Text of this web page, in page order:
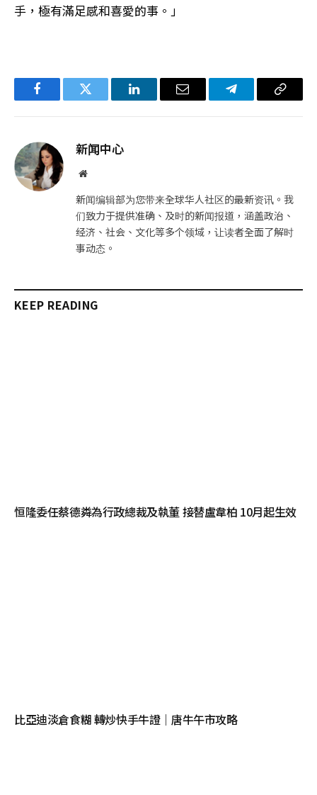
手，極有滿足感和喜愛的事。」
FacebookTwitter LinkedIn电
Telegram复
新闻中心
网
新闻编辑部为您带来全球华人社区的最新资讯。我
们致力于提供准确、及时的新闻报道，涵盖政治、
经济、社会、文化等多个领域，让读者全面了解时
事动态。
KEEP READING
恒隆委任蔡德粦為行政總裁及執董 接替盧韋柏 10月起生效
比亞迪淡倉食糊 轉炒快手牛證｜唐牛午市攻略